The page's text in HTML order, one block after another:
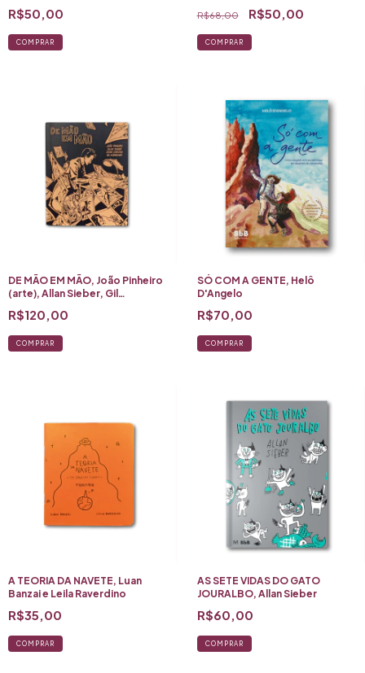
R$50,00
COMPRAR
R$68,00 R$50,00
DE MÃO EM MÃO, João Pinheiro
(arte), Allan Sieber, Gil
(roteiro)
R$120,00
COMPRAR
SÓ COM A GENTE, Helô
D'Angelo
R$70,00
A TEORIA DA NAVETE, Luan
Banzai e Leila Raverdino
R$35,00
AS SETE VIDAS DO GATO
JOURALBO, Allan Sieber
R$60,00
COMPRAR